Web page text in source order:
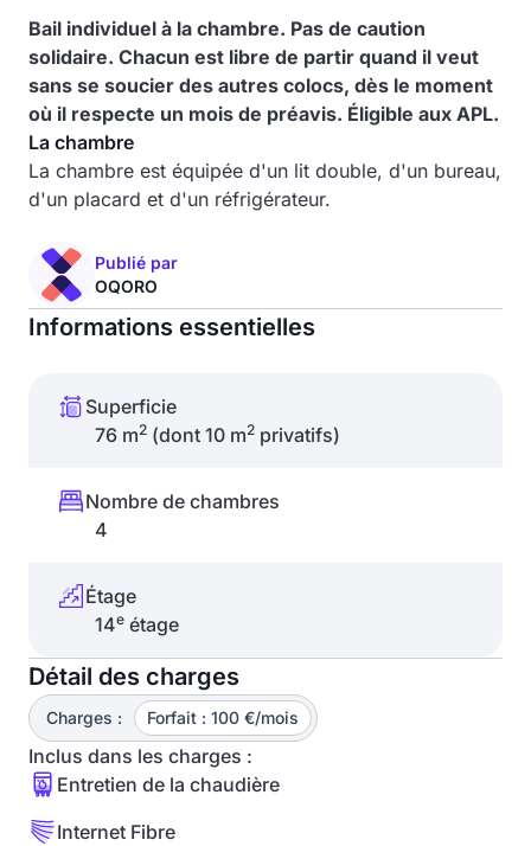
Bail individuel à la chambre. Pas de caution
solidaire. Chacun est libre de partir quand il veut
sans se soucier des autres colocs, dès le moment
où il respecte un mois de préavis. Éligible aux APL.
La chambre
La chambre est équipée d'un lit double, d'un bureau,
d'un placard et d'un réfrigérateur.
Publié par
OQORO
Informations essentielles
Superficie
76 m2 (dont 10 m2 privatifs)
Nombre de chambres
4
Étage
14e étage
Détail des charges
Charges : Forfait : 100 €/mois
Inclus dans les charges :
Entretien de la chaudière
Internet Fibre